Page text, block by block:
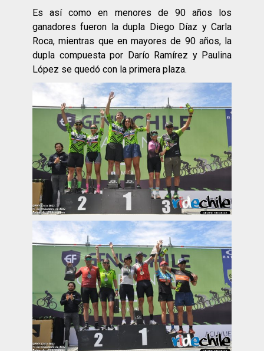
Es así como en menores de 90 años los
ganadores fueron la dupla Diego Díaz y Carla
Roca, mientras que en mayores de 90 años, la
dupla compuesta por Darío Ramírez y Paulina
López se quedó con la primera plaza.